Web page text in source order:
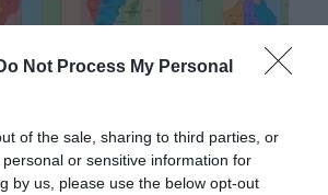
Not Process My Personal
of the sale, sharing to third parties, or
or sensitive information for
by us, please use the below opt-out